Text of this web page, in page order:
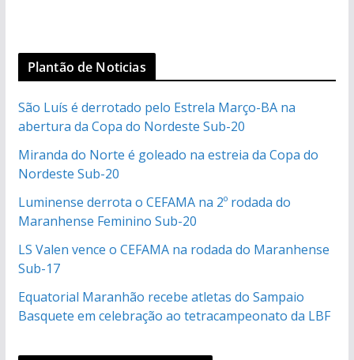
Plantão de Noticias
São Luís é derrotado pelo Estrela Março-BA na
abertura da Copa do Nordeste Sub-20
Miranda do Norte é goleado na estreia da Copa do
Nordeste Sub-20
Luminense derrota o CEFAMA na 2º rodada do
Maranhense Feminino Sub-20
LS Valen vence o CEFAMA na rodada do Maranhense
Sub-17
Equatorial Maranhão recebe atletas do Sampaio
Basquete em celebração ao tetracampeonato da LBF